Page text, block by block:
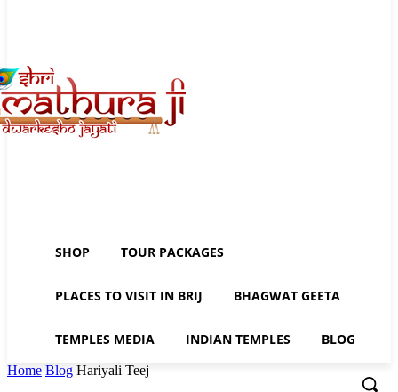
SHOP TOUR PACKAGES
PLACES TO VISIT IN BRIJ BHAGWAT GEETA
TEMPLES MEDIA INDIAN TEMPLES BLOG
Home Blog Hariyali Teej